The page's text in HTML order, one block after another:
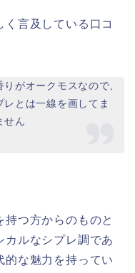
言及している口コ
がオークモスなので、
とは一線を画してま
せん
持つ方からのものと
カルなシプレ調であ
的な魅力を持ってい